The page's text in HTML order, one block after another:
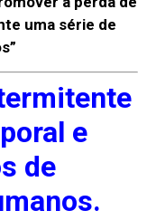
uma série de
e
de